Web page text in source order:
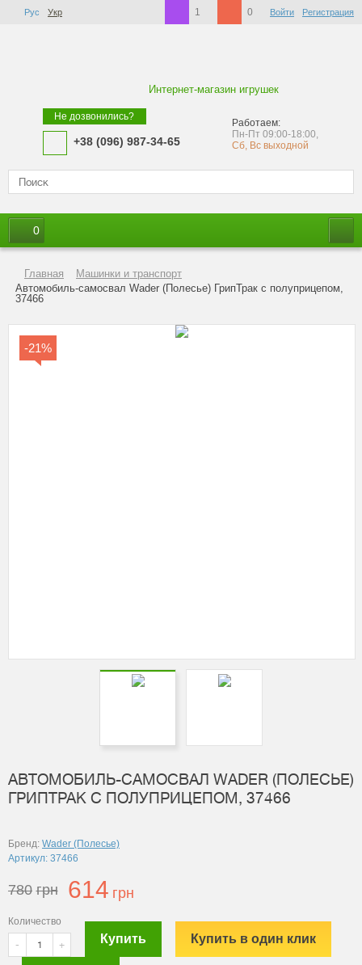
1 0 Войти Регистрация
Рус Укр
Интернет-магазин игрушек
Не дозвонились?
+38 (096) 987-34-65
Работаем:
Пн-Пт 09:00-18:00,
Сб, Вс выходной
0
Главная
Машинки и транспорт
Автомобиль-самосвал Wader (Полесье) ГрипТрак с полуприцепом,
37466
-21%
АВТОМОБИЛЬ-САМОСВАЛ WADER (ПОЛЕСЬЕ)
ГРИПТРАК С ПОЛУПРИЦЕПОМ, 37466
Бренд: Wader (Полесье)
Артикул: 37466
780 грн 614 грн
Количество
- + Купить Купить в один клик